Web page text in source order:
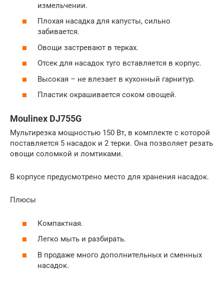
измельчении.
Плохая насадка для капусты, сильно
забивается.
Овощи застревают в терках.
Отсек для насадок туго вставляется в корпус.
Высокая – не влезает в кухонный гарнитур.
Пластик окрашивается соком овощей.
Moulinex DJ755G
Мультирезка мощностью 150 Вт, в комплекте с которой
поставляется 5 насадок и 2 терки. Она позволяет резать
овощи соломкой и ломтиками.
В корпусе предусмотрено место для хранения насадок.
Плюсы
Компактная.
Легко мыть и разбирать.
В продаже много дополнительных и сменных
насадок.